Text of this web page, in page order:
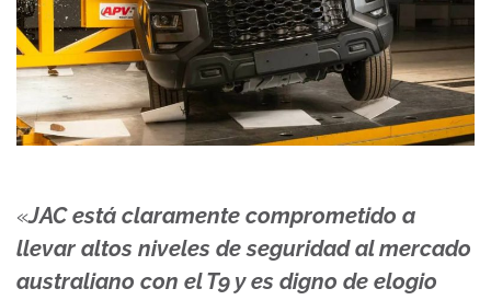
«JAC está claramente comprometido a
llevar altos niveles de seguridad al mercado
australiano con el T9 y es digno de elogio